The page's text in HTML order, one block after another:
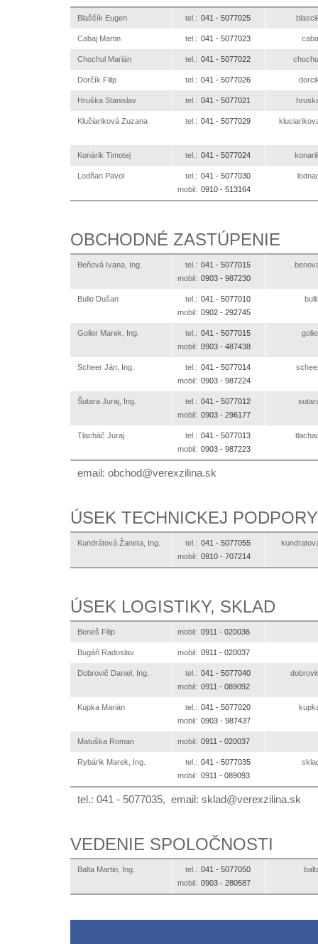
Blaščík Eugen tel.: 041 - 5077025
Cabaj Martin tel.: 041 - 5077023
Chochul Marián tel.: 041 - 5077022
Dorčík Filip tel.: 041 - 5077026
Hruška Stanislav tel.: 041 - 5077021
Klučiariková Zuzana tel.: 041 - 5077029
Konárik Timotej tel.: 041 - 5077024
Lodňan Pavol
tel.:
mobil:
041 - 5077030
0910 - 513164
OBCHODNÉ ZASTÚPENIE
Beňová Ivana, Ing.
tel.:
mobil:
041 - 5077015
0903 - 987230
Bullo Dušan
tel.:
mobil:
041 - 5077010
0902 - 292745
Golier Marek, Ing.
tel.:
mobil:
041 - 5077015
0903 - 487438
Scheer Ján, Ing.
tel.:
mobil:
041 - 5077014
0903 - 987224
Šutara Juraj, Ing.
tel.:
mobil:
041 - 5077012
0903 - 296177
Tlacháč Juraj
tel.:
mobil:
041 - 5077013
0903 - 987223
email: ks.anilizxerev@dohcbo
ÚSEK TECHNICKEJ
Kundrátová Žaneta, Ing.
tel.:
mobil:
041 - 5077055
0910 - 707214
ÚSEK LOGISTIKY, SKLAD
Beneš Filip mobil: 0911 - 020036
Bugáň Radoslav mobil: 0911 - 020037
Dobrovič Daniel, Ing.
tel.:
mobil:
041 - 5077040
0911 - 089092
Kupka Marián
tel.:
mobil:
041 - 5077020
0903 - 987437
Matuška Roman mobil: 0911 - 020037
Rybárik Marek, Ing.
tel.:
mobil:
041 - 5077035
0911 - 089093
tel.: 041 - 5077035, email: ks.anilizxerev@dalks
VEDENIE SPOLOČNOSTI
Balta Martin, Ing.
tel.:
mobil:
041 - 5077050
0903 - 280587